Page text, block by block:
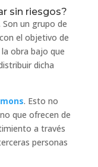
sin riesgos?
Son un grupo de
el objetivo de
obra bajo que
dicha
. Esto no
que ofrecen de
a través
personas